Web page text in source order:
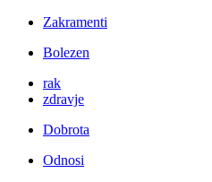
Zakramenti
Bolezen
rak
zdravje
Dobrota
Odnosi